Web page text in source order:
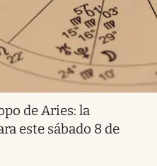
de Aries: la
este sábado 8 de